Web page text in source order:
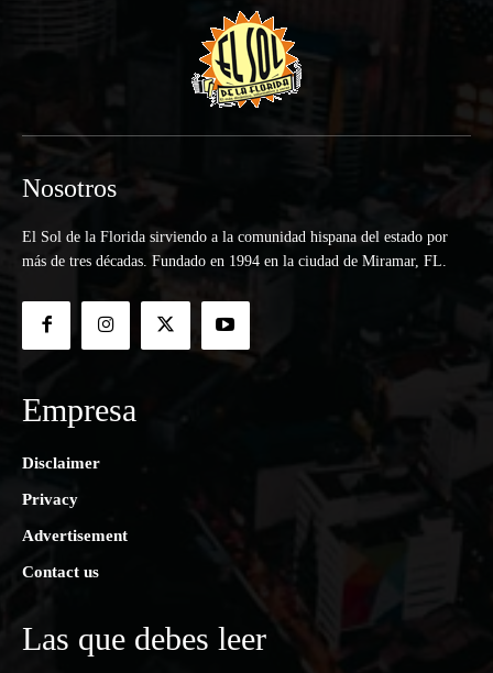
Nosotros
El Sol de la Florida sirviendo a la comunidad hispana del estado por
más de tres décadas. Fundado en 1994 en la ciudad de Miramar, FL.
Empresa
Disclaimer
Privacy
Advertisement
Contact us
Las que debes leer